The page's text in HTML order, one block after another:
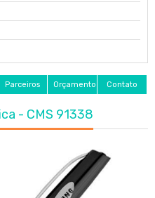
Parceiros Orçamento Contato
- CMS 91338